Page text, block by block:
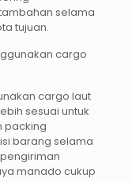
selama
tujuan.
cargo
cargo laut
sesuai untuk
packing
barang selama
manado cukup